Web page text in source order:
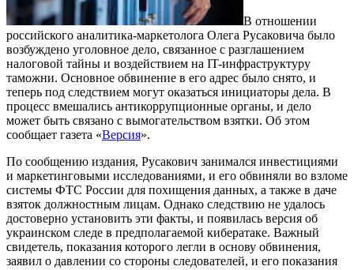
В отношении
российского аналитика-маркетолога Олега Русаковича было
возбуждено уголовное дело, связанное с разглашением
налоговой тайны и воздействием на IT-инфраструктуру
таможни. Основное обвинение в его адрес было снято, и
теперь под следствием могут оказаться инициаторы дела. В
процесс вмешались антикоррупционные органы, и дело
может быть связано с вымогательством взятки. Об этом
сообщает газета «Версия».
По сообщению издания, Русакович занимался инвестициями
и маркетинговыми исследованиями, и его обвиняли во взломе
системы ФТС России для похищения данных, а также в даче
взяток должностным лицам. Однако следствию не удалось
достоверно установить эти факты, и появилась версия об
украинском следе в предполагаемой кибератаке. Важный
свидетель, показания которого легли в основу обвинения,
заявил о давлении со стороны следователей, и его показания